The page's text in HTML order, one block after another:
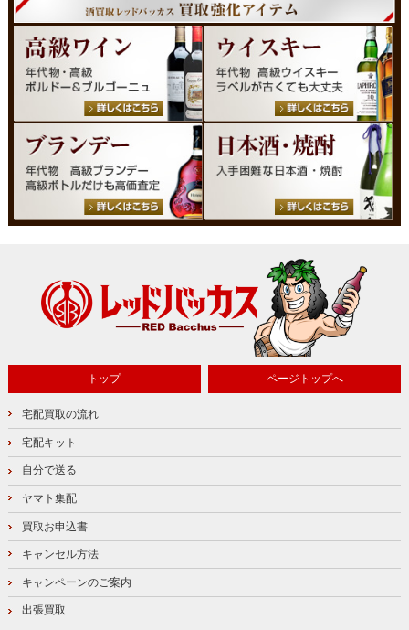
トップ ページトップへ
宅配買取の流れ
宅配キット
自分で送る
ヤマト集配
買取お申込書
キャンセル方法
キャンペーンのご案内
出張買取